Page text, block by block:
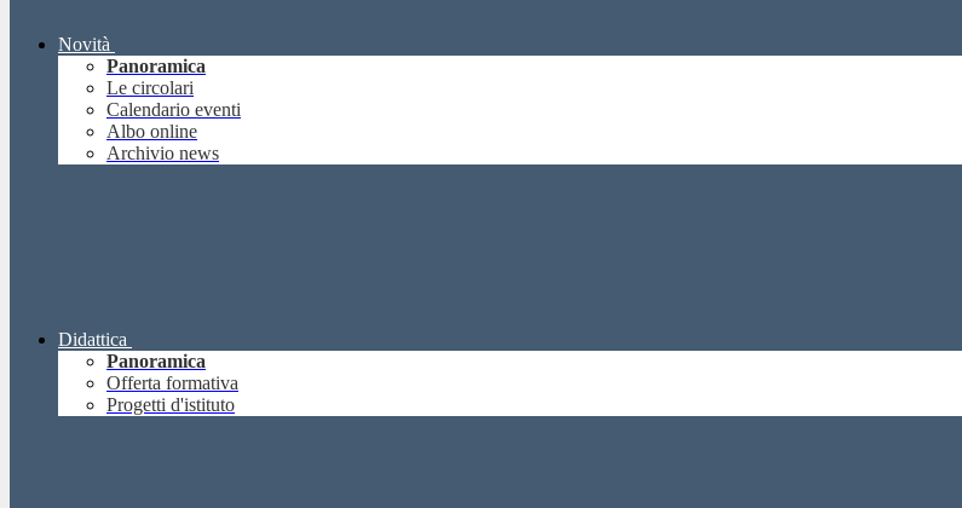
Novità
Panoramica
Le circolari
Calendario eventi
Albo online
Archivio news
Didattica
Panoramica
Offerta formativa
Progetti d'istituto